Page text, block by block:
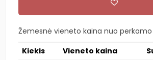
Žemesnė vieneto kaina nuo perkamo
Kiekis
Vieneto kaina